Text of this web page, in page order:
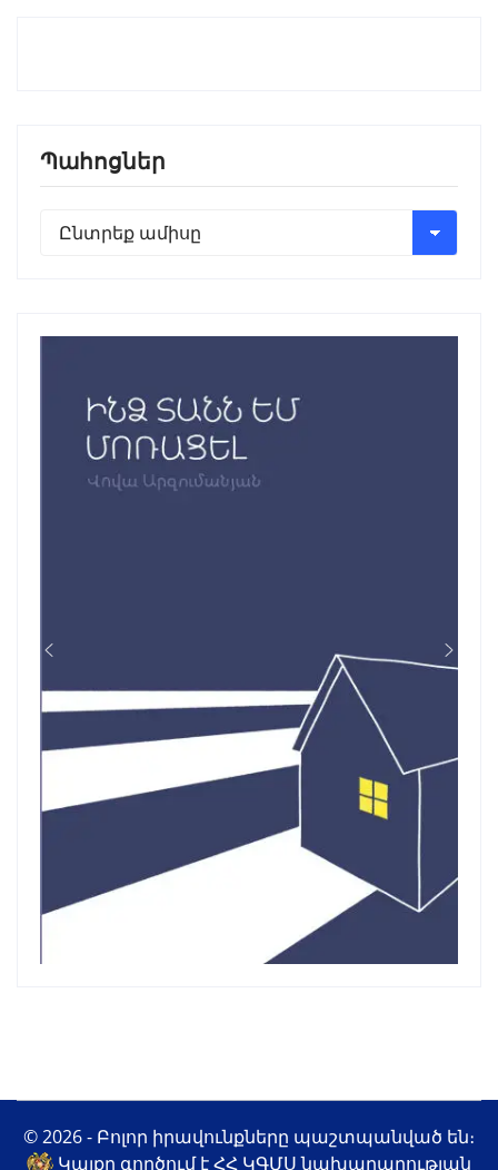
Պահոցներ
© 2026 - Բոլոր իրավունքները պաշտպանված են։
Կայքը գործում է ՀՀ ԿԳՄՍ նախարարության